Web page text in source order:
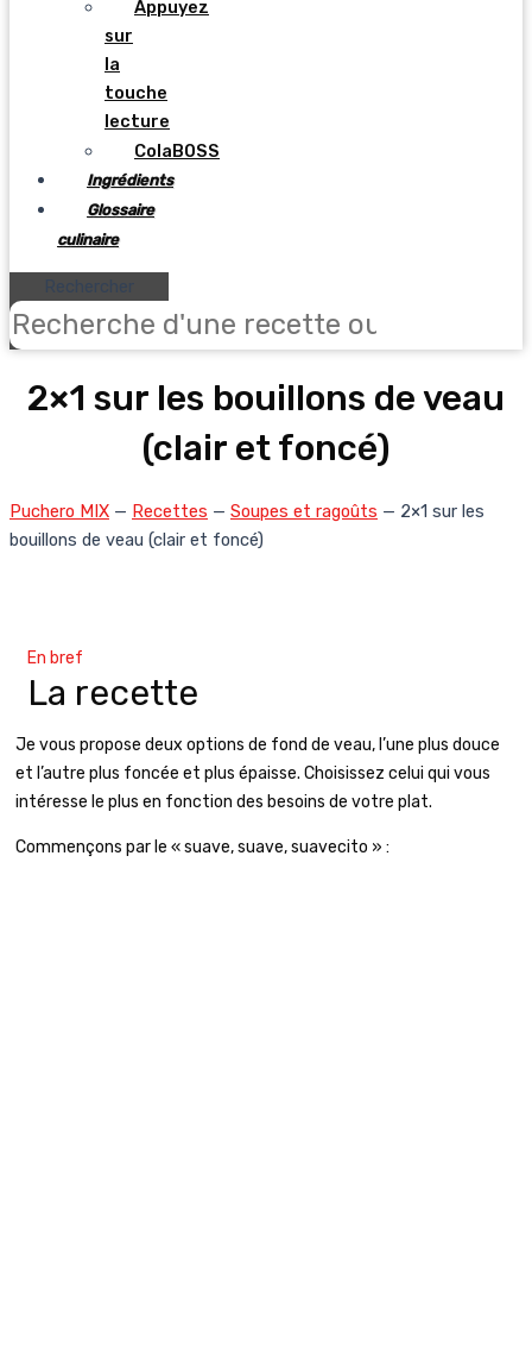
Appuyez
sur
la
touche
lecture
ColaBOSS
Ingrédients
Glossaire
culinaire
Rechercher
2×1 sur les bouillons de veau
(clair et foncé)
Puchero MIX — Recettes — Soupes et ragoûts — 2×1 sur les
bouillons de veau (clair et foncé)
En bref
La recette
Je vous propose deux options de fond de veau, l’une plus douce
et l’autre plus foncée et plus épaisse. Choisissez celui qui vous
intéresse le plus en fonction des besoins de votre plat.
Commençons par le « suave, suave, suavecito » :